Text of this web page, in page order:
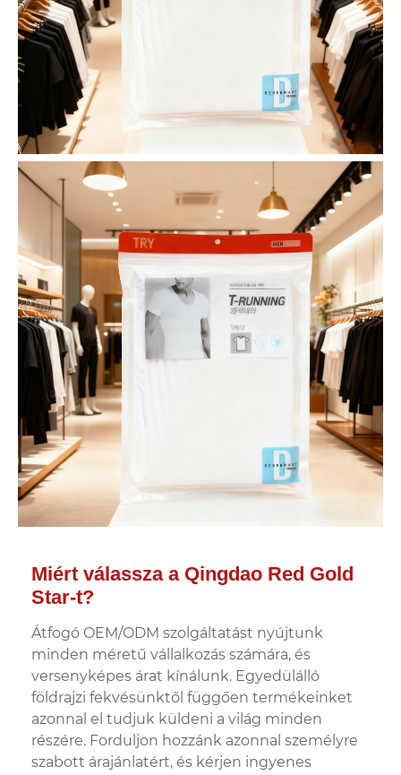
Miért válassza a Qingdao Red Gold
Star-t?
Átfogó OEM/ODM szolgáltatást nyújtunk
minden méretű vállalkozás számára, és
versenyképes árat kínálunk. Egyedülálló
földrajzi fekvésünktől függően termékeinket
azonnal el tudjuk küldeni a világ minden
részére. Forduljon hozzánk azonnal személyre
szabott árajánlatért, és kérjen ingyenes